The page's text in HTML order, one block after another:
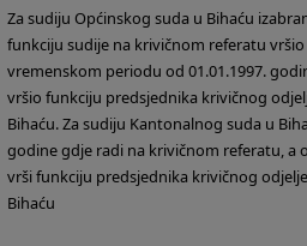
Za sudiju Općinskog suda u Bihaću
funkciju sudije na krivičnom referatu vršio
vremenskom periodu od 01.01.1997.
vršio funkciju predsjednika krivičnog
Bihaću. Za sudiju Kantonalnog suda u
godine gdje radi na krivičnom referatu, a
vrši funkciju predsjednika krivičnog
Bihaću